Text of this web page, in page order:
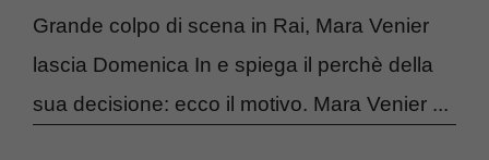
Grande colpo di scena in Rai, Mara Venier
lascia Domenica In e spiega il perchè della
sua decisione: ecco il motivo. Mara Venier ...